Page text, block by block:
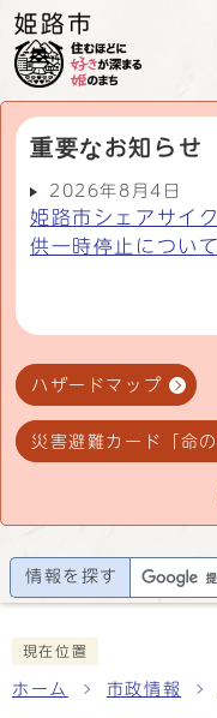
重要なお知らせ
2026年8月4日
姫路市シェアサイ
供一時停止について
ハザードマップ
災害避難カード「命
情報を探す
現在位置
ホーム 市政情報